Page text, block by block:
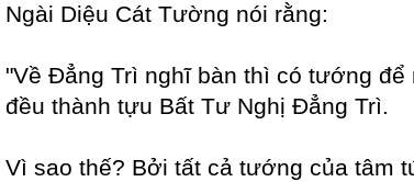
Ngài Diệu Cát Tường nói rằng:
"Về Đẳng Trì nghĩ bàn thì có tướng
đều thành tựu Bất Tư Nghị Đẳng Trì.
Vì sao thế? Bởi tất cả tướng của tâm